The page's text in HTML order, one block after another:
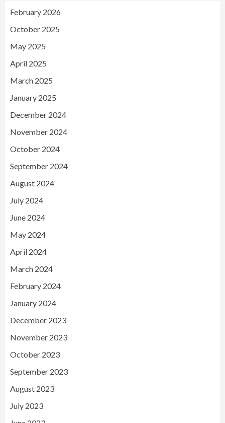
February 2026
October 2025
May 2025
April 2025
March 2025
January 2025
December 2024
November 2024
October 2024
September 2024
August 2024
July 2024
June 2024
May 2024
April 2024
March 2024
February 2024
January 2024
December 2023
November 2023
October 2023
September 2023
August 2023
July 2023